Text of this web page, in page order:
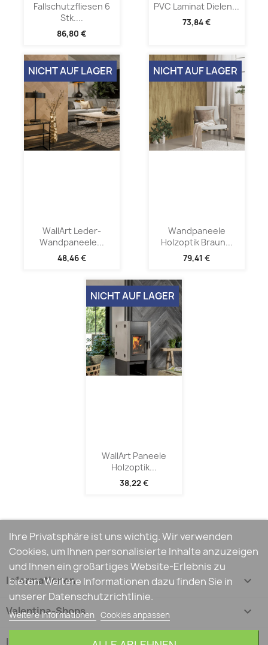
Fallschutzfliesen 6
Stk....
86,80 €
PVC Laminat Dielen...
73,84 €
WallArt Leder-
Wandpaneele...
48,46 €
NICHT AUF LAGER
Wandpaneele
Holzoptik Braun...
79,41 €
NICHT AUF LAGER
WallArt Paneele
Holzoptik...
38,22 €
NICHT AUF LAGER
Informationen 
Valentina-Shops 
Ihr Konto
Ihre Privatsphäre ist uns wichtig. Wir verwenden
Cookies, um Ihnen personalisierte Inhalte anzuzeigen
und Ihnen ein großartiges Website-Erlebnis zu
bieten. Weitere Informationen dazu finden Sie in
unserer Datenschutzrichtlinie.
Weitere Informationen Cookies anpassen